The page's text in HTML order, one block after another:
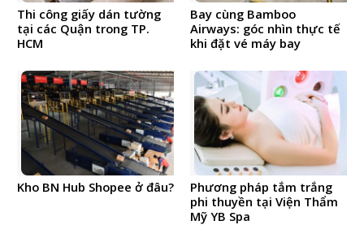
Thi công giấy dán tường
tại các Quận trong TP.
HCM
Bay cùng Bamboo
Airways: góc nhìn thực tế
khi đặt vé máy bay
Kho BN Hub Shopee ở đâu?
Phương pháp tắm trắng
phi thuyền tại Viện Thẩm
Mỹ YB Spa